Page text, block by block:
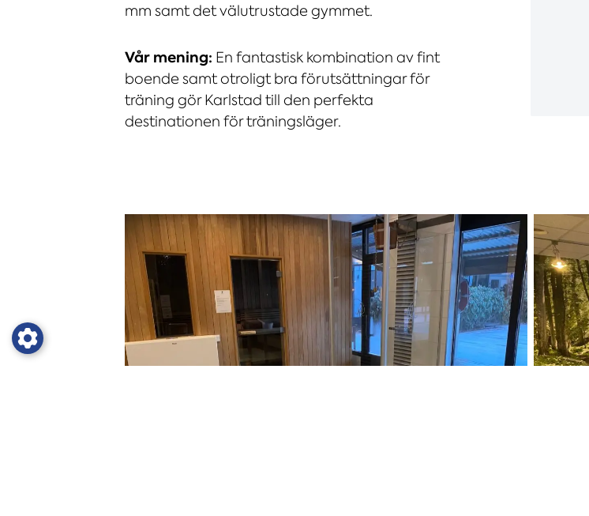
mm samt det välutrustade gymmet.
Vår mening: En fantastisk kombination av fint
boende samt otroligt bra förutsättningar för
träning gör Karlstad till den perfekta
destinationen för träningsläger.